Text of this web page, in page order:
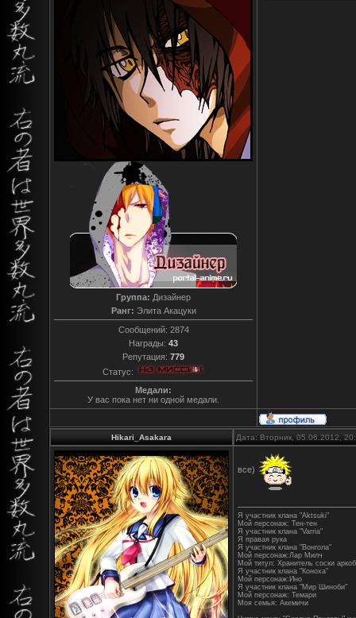
Группа: Дизайнер
Ранг: Элита Акацуки
Сообщений: 2874
Награды: 43
Репутация: 779
Статус:
Медали:
У вас пока нет ни одной медали.
Hikari_Asakara Дата: Вторник, 05.06.2012,
все)
Я участник клана "Aktsuki"
Мой персонаж: Тен-тен
Я участник клана "Varriа"
Я правая рука
Я участник клана "Вонгола"
Мой персонаж:Лар Милч
Мой титул: Хранитель соски
Я участник клана "Коноха"
Мой персонаж:Ино
Я участник клана "Мир Шиноби"
Мой персонаж: Темари
Моя семья: Акемичи